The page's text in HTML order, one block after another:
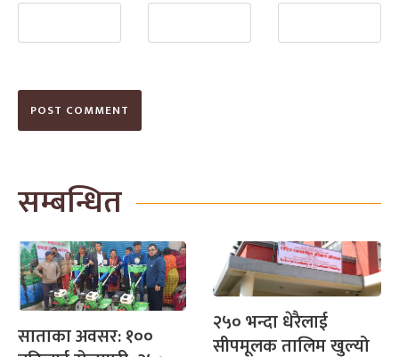
सम्बन्धित
साताका अवसर: १०० २५० भन्दा धेरैलाई
सीपमूलक तालिम खुल्यो